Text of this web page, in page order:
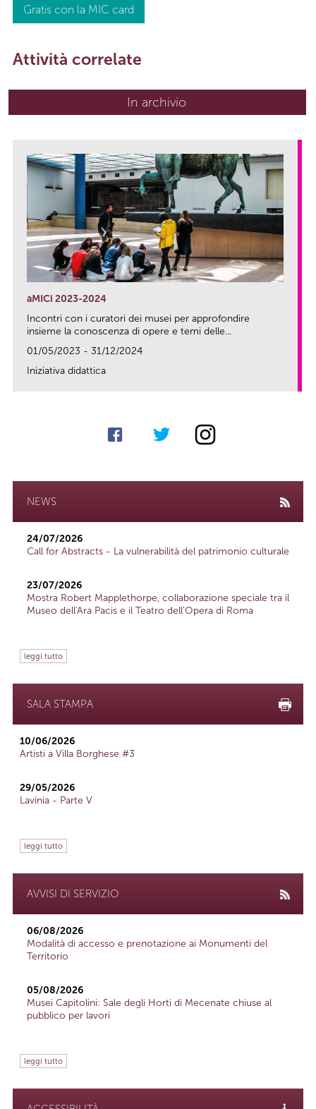
Gratis con la MIC card
Attività correlate
In archivio
aMICi 2023-2024
Incontri con i curatori dei musei per approfondire
insieme la conoscenza di opere e temi delle...
01/05/2023 - 31/12/2024
Iniziativa didattica
NEWS
24/07/2026
Call for Abstracts - La vulnerabilità del patrimonio culturale
23/07/2026
Mostra Robert Mapplethorpe, collaborazione speciale tra il
Museo dell'Ara Pacis e il Teatro dell'Opera di Roma
leggi tutto
SALA STAMPA
10/06/2026
Artisti a Villa Borghese #3
29/05/2026
Lavinia - Parte V
leggi tutto
AVVISI DI SERVIZIO
06/08/2026
Modalità di accesso e prenotazione ai Monumenti del
Territorio
05/08/2026
Musei Capitolini: Sale degli Horti di Mecenate chiuse al
pubblico per lavori
leggi tutto